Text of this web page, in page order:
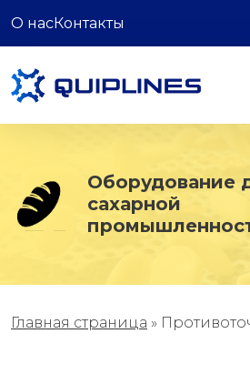
О насКонтакты
Оборудование
сахарной
Главная страница »